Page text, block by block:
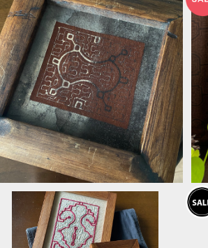
額装18 泥付きの布 シピボ族の泥染
め 流木フレーム
¥10,000
SOLD OUT